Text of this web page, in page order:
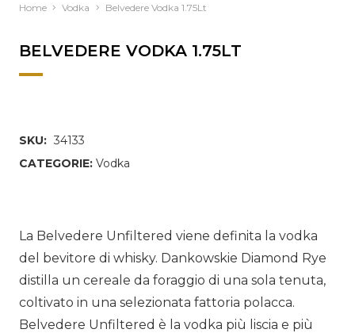
Home Vodka Belvedere Vodka 1.75Lt
BELVEDERE VODKA 1.75LT
SKU: 34133
CATEGORIE: Vodka
La Belvedere Unfiltered viene definita la vodka
del bevitore di whisky. Dankowskie Diamond Rye
distilla un cereale da foraggio di una sola tenuta,
coltivato in una selezionata fattoria polacca.
Belvedere Unfiltered è la vodka più liscia e più